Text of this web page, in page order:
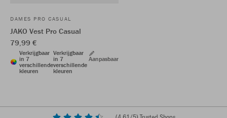
DAMES PRO CASUAL
JAKO Vest Pro Casual
79,99 €
Verkrijgbaar
in 7
verschillende
kleuren
Verkrijgbaar
in 7
verschillende
kleuren
Aanpasbaar